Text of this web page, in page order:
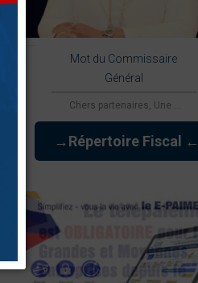
Mot du Commissaire
Général
Chers partenaires, Une ...
→Répertoire Fiscal ←